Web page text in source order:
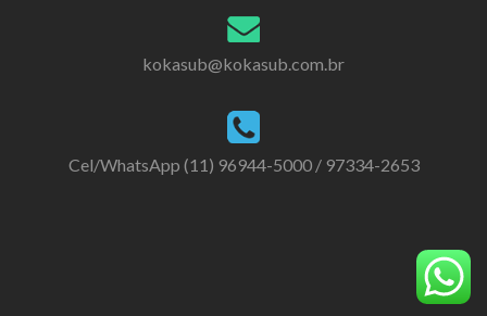
kokasub@kokasub.com.br
Cel/WhatsApp (11) 96944-5000 / 97334-2653